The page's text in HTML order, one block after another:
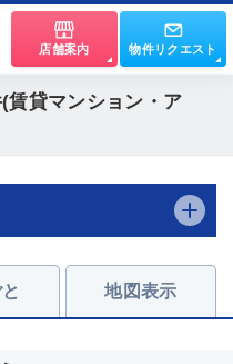
店舗案内 物件リクエスト
賃貸マンション・ア
地図表示